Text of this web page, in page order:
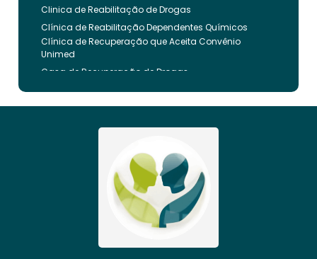
Clinica de Reabilitação de Drogas
Clínica de Reabilitação Dependentes Químicos
Clínica de Recuperação que Aceita Convênio
Unimed
Casa de Recuperação de Drogas
Clínica de Reabilitação de Dependentes Químicos
Clinica de Recuperação de Drogas Pelo Bradesco
Internação Involuntária que Aceita Convenio
Clinica de Reabilitação Involuntaria
Clinica de Reabilitação de Drogas Feminina
Casa de Recuperação para Drogados
Clinica de Reabilitação Alcoolismo
Clinica de Tratamento para Dependentes